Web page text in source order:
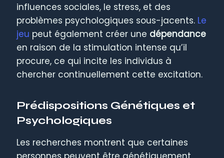
influences sociales, le stress, et des
problèmes psychologiques sous-jacents. Le
jeu peut également créer une dépendance
en raison de la stimulation intense qu’il
procure, ce qui incite les individus à
chercher continuellement cette excitation.
Prédispositions Génétiques et
Psychologiques
Les recherches montrent que certaines